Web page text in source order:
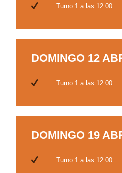
Turno 1 a las 12:00
DOMINGO 12
Turno 1 a las 12:00
DOMINGO 19
Turno 1 a las 12:00